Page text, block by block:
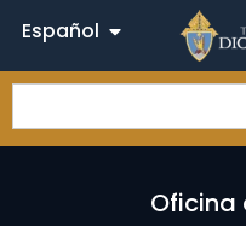
Español
Oficina